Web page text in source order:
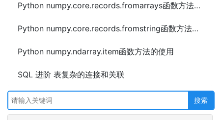
Python numpy.core.records.fromarrays函数方法的使用
Python numpy.core.records.fromstring函数方法的使用
Python numpy.ndarray.item函数方法的使用
SQL 进阶 表复杂的连接和关联